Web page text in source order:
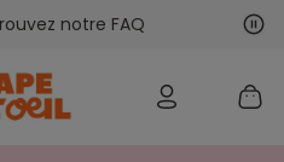
notre FAQ